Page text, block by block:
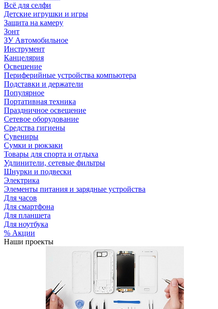
Всё для селфи
Детские игрушки и игры
Защита на камеру
Зонт
ЗУ Автомобильное
Инструмент
Канцелярия
Освещение
Периферийные устройства компьютера
Подставки и держатели
Популярное
Портативная техника
Праздничное освещение
Сетевое оборудование
Средства гигиены
Сувениры
Сумки и рюкзаки
Товары для спорта и отдыха
Удлинители, сетевые фильтры
Шнурки и подвески
Электрика
Элементы питания и зарядные устройства
Для часов
Для смартфона
Для планшета
Для ноутбука
% Акции
Наши проекты